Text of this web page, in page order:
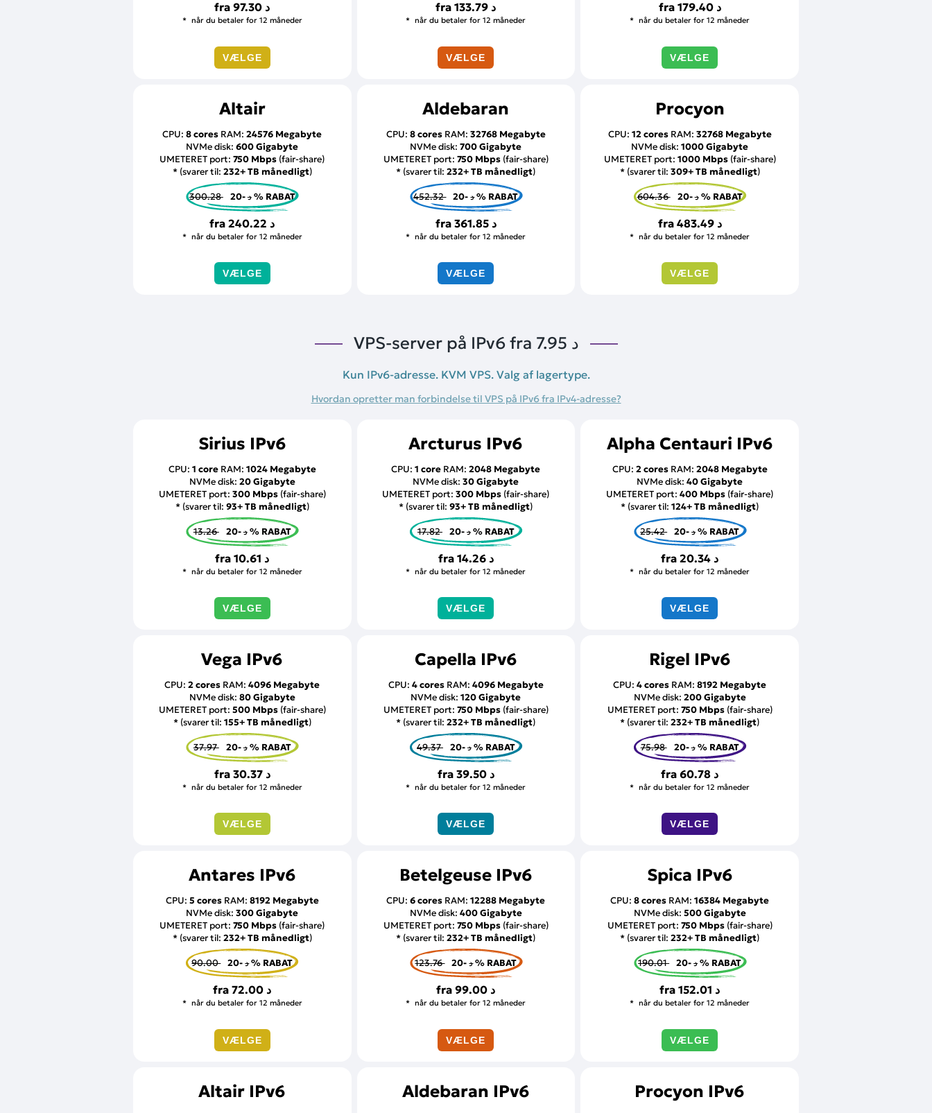
fra 97.30 د
når du betaler for 12 måneder
VÆLGE
fra 133.79 د
når du betaler for 12 måneder
VÆLGE
fra 179.40 د
når du betaler for 12 måneder
VÆLGE
Altair
CPU:8 cores RAM:24576 Megabyte
NVMe disk:600 Gigabyte
UMETERET port:750 Mbps (fair-share)
* (svarer til: 232+ TB månedligt)
300.28 د-20 % RABAT
fra 240.22 د
når du betaler for 12 måneder
VÆLGE
Aldebaran
CPU: 8 coresRAM: 32768 Megabyte
NVMe disk:700 Gigabyte
UMETERET port: 750 Mbps(fair-share)
* (svarer til:232+ TB månedligt)
452.32 د-20 % RABAT
fra 361.85 د
når du betaler for 12 måneder
VÆLGE
Procyon
CPU: 12 coresRAM: 32768 Megabyte
NVMe disk:1000 Gigabyte
UMETERET port: 1000 Mbps(fair-share)
* (svarer til: 309+ TB månedligt)
604.36 د-20 % RABAT
fra 483.49 د
når du betaler for 12 måneder
VÆLGE
VPS-server på IPv6 fra 7.95 د
Kun IPv6-adresse. KVM VPS. Valg af lagertype.
Hvordan opretter man forbindelse til VPS på IPv6 fra IPv4-adresse?
Sirius IPv6
CPU: 1 coreRAM: 1024 Megabyte
NVMe disk: 20 Gigabyte
UMETERET port: 300 Mbps(fair-share)
* (svarer til: 93+ TB månedligt)
13.26 د-20 % RABAT
fra 10.61 د
når du betaler for 12 måneder
VÆLGE
Arcturus IPv6
CPU:1 core RAM:2048 Megabyte
NVMe disk:30 Gigabyte
UMETERET port:300 Mbps (fair-share)
* (svarer til:93+ TB månedligt)
17.82 د-20 % RABAT
fra 14.26 د
når du betaler for 12 måneder
VÆLGE
Alpha Centauri IPv6
CPU: 2 coresRAM: 2048 Megabyte
NVMe disk:40 Gigabyte
UMETERET port:400 Mbps (fair-share)
* (svarer til:124+ TB månedligt)
25.42 د-20 % RABAT
fra 20.34 د
når du betaler for 12 måneder
VÆLGE
Vega IPv6
CPU:2 cores RAM:4096 Megabyte
NVMe disk: 80 Gigabyte
UMETERET port: 500 Mbps(fair-share)
* (svarer til: 155+ TB månedligt)
37.97 د-20 % RABAT
fra 30.37 د
når du betaler for 12 måneder
VÆLGE
Capella IPv6
CPU: 4 coresRAM: 4096 Megabyte
NVMe disk:120 Gigabyte
UMETERET port: 750 Mbps(fair-share)
* (svarer til:232+ TB månedligt)
49.37 د-20 % RABAT
fra 39.50 د
når du betaler for 12 måneder
VÆLGE
Rigel IPv6
CPU:4 cores RAM:8192 Megabyte
NVMe disk: 200 Gigabyte
UMETERET port: 750 Mbps(fair-share)
* (svarer til:232+ TB månedligt)
75.98 د-20 % RABAT
fra 60.78 د
når du betaler for 12 måneder
VÆLGE
Antares IPv6
CPU: 5 coresRAM: 8192 Megabyte
NVMe disk:300 Gigabyte
UMETERET port:750 Mbps (fair-share)
* (svarer til: 232+ TB månedligt)
90.00 د-20 % RABAT
fra 72.00 د
når du betaler for 12 måneder
VÆLGE
Betelgeuse IPv6
CPU:6 cores RAM:12288 Megabyte
NVMe disk: 400 Gigabyte
UMETERET port: 750 Mbps(fair-share)
* (svarer til:232+ TB månedligt)
123.76 د-20 % RABAT
fra 99.00 د
når du betaler for 12 måneder
VÆLGE
Spica IPv6
CPU:8 cores RAM:16384 Megabyte
NVMe disk: 500 Gigabyte
UMETERET port: 750 Mbps(fair-share)
* (svarer til:232+ TB månedligt)
190.01 د-20 % RABAT
fra 152.01 د
når du betaler for 12 måneder
VÆLGE
Altair IPv6 Aldebaran IPv6 Procyon IPv6